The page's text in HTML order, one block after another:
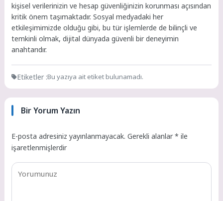
kişisel verilerinizin ve hesap güvenliğinizin korunması açısından
kritik önem taşımaktadır. Sosyal medyadaki her
etkileşimimizde olduğu gibi, bu tür işlemlerde de bilinçli ve
temkinli olmak, dijital dünyada güvenli bir deneyimin
anahtarıdır.
Etiketler :Bu yazıya ait etiket bulunamadı.
Bir Yorum Yazın
E-posta adresiniz yayınlanmayacak. Gerekli alanlar* ile
işaretlenmişlerdir